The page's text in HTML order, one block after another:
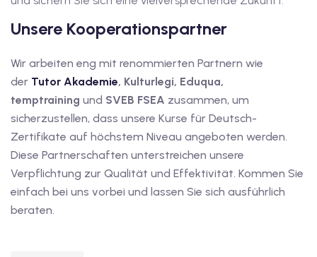
Unsere Kooperationspartner
Wir arbeiten eng mit renommierten Partnern wie
der Tutor Akademie, Kulturlegi, Eduqua,
temptraining und SVEB FSEA zusammen, um
sicherzustellen, dass unsere Kurse für Deutsch-
Zertifikate auf höchstem Niveau angeboten werden.
Diese Partnerschaften unterstreichen unsere
Verpflichtung zur Qualität und Effektivität. Kommen Sie
einfach bei uns vorbei und lassen Sie sich ausführlich
beraten.